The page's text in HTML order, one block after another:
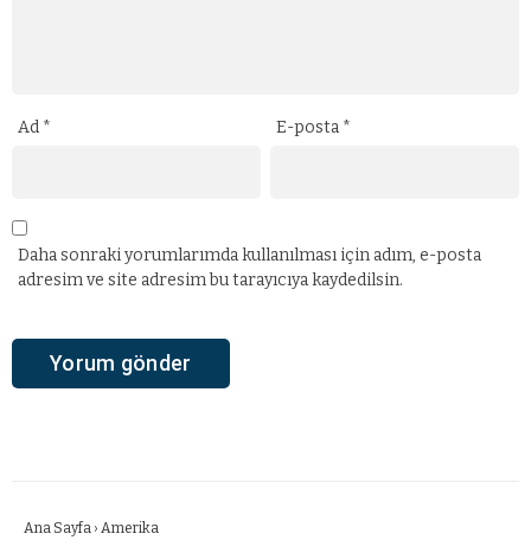
Ad * E-posta *
Daha sonraki yorumlarımda kullanılması için adım, e-posta
adresim ve site adresim bu tarayıcıya kaydedilsin.
Ana Sayfa › Amerika